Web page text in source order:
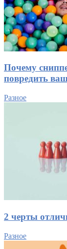
Почему
повредить
Разное
2 черты
Разное